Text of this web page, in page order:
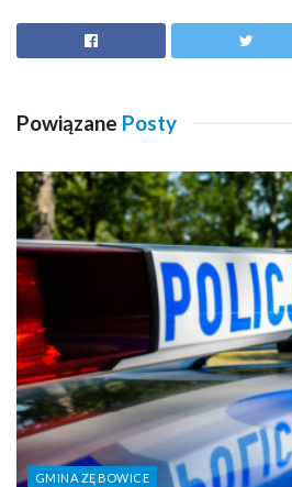
Powiązane Posty
GMINA ZĘBOWICE